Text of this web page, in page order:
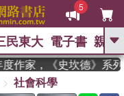
5
GO
吾 、 The Odyssey
民東大 電子書 親子
家，《史坎德》系列
社會科學